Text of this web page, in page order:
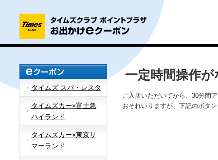
タイムズ スパ・レスタ
タイムズカー×富士急
ハイランド
タイムズカー×東京サ
マーランド
一定時間操作
ご入店いただいてから、30分間
おそれいりますが、下記のボタ